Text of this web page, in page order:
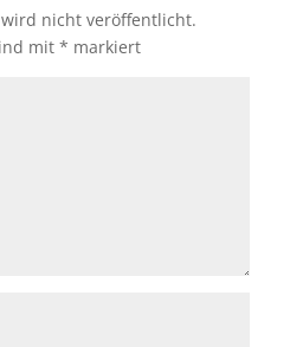
nicht veröffentlicht.
mit * markiert